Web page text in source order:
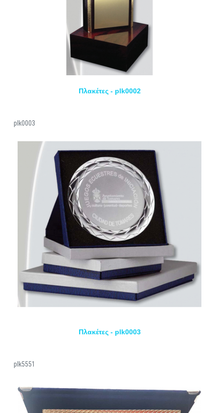
Πλακέτες - plk0002
plk0003
Πλακέτες - plk0003
plk5551